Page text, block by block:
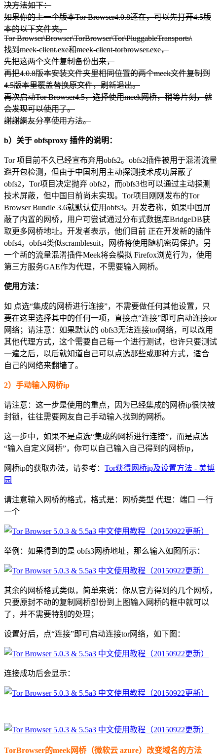
决方法如下：
如果你的上一个版本Tor Browser4.0.8还在，可以先打开4.5版
本的以下文件夹。
Tor Browser\Browser\TorBrowser\Tor\PluggableTransports\
找到meek-client.exe和meek-client-torbrowser.exe，
先把这两个文件复制备份出来，
再把4.0.8版本安装文件夹里相同位置的两个meek文件复制到
4.5版本里覆盖替换原文件，刷新退出。
再次启动Tor Browser4.5，选择使用meek网桥，稍等片刻，就
会发现可以使用了。
謝謝網友分享使用方法。
b）关于 obfsproxy 插件的说明：
Tor 项目前不久已经宣布弃用obfs2。obfs2插件被用于混淆流量
避开包检测，但由于中国利用主动探测技术成功屏蔽了
obfs2，Tor项目决定抛弃 obfs2，而obfs3也可以通过主动探测
技术屏蔽，但中国目前尚未实现。Tor项目刚刚发布的Tor
Browser Bundle 3.6就默认使用obfs3。开发者称，如果中国屏
蔽了内置的网桥，用户可尝试通过分布式数据库BridgeDB获
取更多网桥地址。开发者表示，他们目前 正在开发新的插件
obfs4。obfs4类似scramblesuit，网桥将使用随机密码保护。另
一个新的流量混淆插件Meek将会模拟 Firefox浏览行为，使用
第三方服务GAE作为代理，不需要输入网桥。
使用方法：
如 点选“集成的网桥进行连接”，不需要做任何其他设置，只
要在这里选择其中的任何一项，直接点“连接”即可启动连接tor
网络；请注意：如果默认的 obfs3无法连接tor网络，可以改用
其他代理方式，这个需要自己每一个进行测试，也许只要测试
一遍之后，以后就知道自己可以点选那些或那种方式，适合
自己的网络来翻墙了。
2）手动输入网桥ip
请注意：这一步是使用的重点，因为已经集成的网桥ip很快被
封锁，往往需要网友自己手动输入找到的网桥。
这一步中，如果不是点选“集成的网桥进行连接”，而是点选
“输入自定义网桥”，你可以自己输入自己得到的网桥ip，
网桥ip的获取办法，请参考： Tor获得网桥ip及设置方法 - 美博
园
请注意输入网桥的格式，格式是：网桥类型 代理：端口 一行
一个
举例：如果得到的是 obfs3网桥地址，那么输入如图所示：
其余的网桥格式类似，简单来说：你从官方得到的几个网桥，
只要原封不动的复制网桥部份到上图输入网桥的框中就可以
了，并不需要特别的处理；
设置好后，点“连接”即可启动连接tor网络，如下图：
连接成功后会显示：
TorBrowser的meek网桥（微软云 azure）改变域名的方法